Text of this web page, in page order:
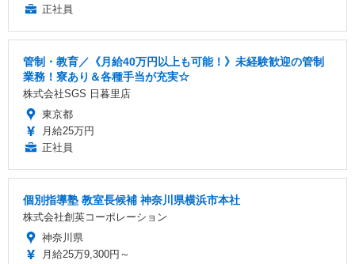
正社員
管制・教育／《月給40万円以上も可能！》未経験歓迎の管制
業務！寮あり＆各種手当が充実☆
株式会社SGS 日暮里店
東京都
月給25万円
正社員
個別指導塾 教室長候補 神奈川県横浜市本社
株式会社創英コーポレーション
神奈川県
月給25万9,300円～